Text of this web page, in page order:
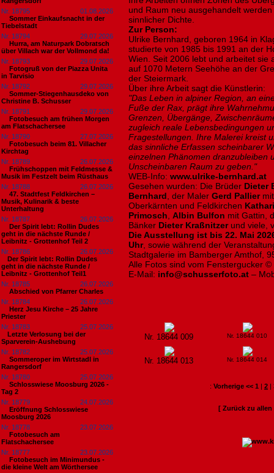
Nr. 18795
01.08.2026
Sommer Einkaufsnacht in der
Tiebelstadt
Nr. 18794
29.07.2026
Hurra, am Naturpark Dobratsch
über Villach war der Vollmond da!
Nr. 18793
29.07.2026
Fotogruß von der Piazza Unita
in Tarvisio
Nr. 18792
29.07.2026
Sommer-Stiegenhausdeko von
Christine B. Schusser
Nr. 18791
29.07.2026
Fotobesuch am frühen Morgen
am Flatschachersee
Nr. 18790
27.07.2026
Fotobesuch beim 81. Villacher
Kirchtag
Nr. 18789
26.07.2026
Frühschoppen mit Feldmesse &
Musik im Festzelt beim Rüsthaus
Nr. 18788
26.07.2026
47. Stadtfest Feldkirchen –
Musik, Kulinarik & beste
Unterhaltung
Nr. 18787
26.07.2026
Der Spirit lebt: Rollin Dudes
geht in die nächste Runde /
Leibnitz - Grottenhof Teil 2
Nr. 18786
26.07.2026
​Der Spirit lebt: Rollin Dudes
geht in die nächste Runde /
Leibnitz - Grottenhof Teil1
Nr. 18785
26.07.2026
Abschied von Pfarrer Charles
Nr. 18784
26.07.2026
Herz Jesu Kirche – 25 Jahre
Priester
Nr. 18783
25.07.2026
​Letzte Verlosung bei der
Sparverein-Aushebung
Nr. 18782
25.07.2026
Sommeroper im Wirtstadl in
Rangersdorf
Nr. 18780
25.07.2026
Schlosswiese Moosburg 2026 -
Tag 2
Nr. 18779
24.07.2026
Eröffnung Schlosswiese
Moosburg 2026
Nr. 18778
23.07.2026
Fotobesuch am
Flatschachersee
Nr. 18777
23.07.2026
Fotobesuch im Minimundus -
die kleine Welt am Wörthersee
und Raum neu ausgehandelt
sinnlicher Dichte.
Zur Person:
Ulrike Bernhard, geboren 1964 in
studierte von 1985 bis 1991 an der
Wien. Seit 2006 lebt und arbeitet sie
auf 1070 Metern Seehöhe an der
der Steiermark.
Über ihre Arbeit sagt die Künstlerin:
"Das Leben in alpiner Region, an
Fuße der Rax, prägt ihre
Grenzen, Übergänge,
zugleich reale Lebensbedingungen
Fragestellungen. Ihre Malerei kreist
das sinnliche Erfassen scheinbarer
einzelnen Phänomen dranzubleiben
Unscheinbaren Raum zu geben."
WEB-Info: www.ulrike-bernhard.at
Gesehen wurden: Die Brüder Dieter
Bernhard , der Maler Gerd Palliermit
Oberkärnten und Feldkirchen
Primosch Albin Bulfon mit Gattin,
Bänker Dieter Kraßnitzerund viele,
Die Ausstellung ist bis 22. Mai
Uhr, sowie während der
Stadtgalerie im Bamberger Amthof,
Alle Fotos sind vom Fenstergucker ©
E-Mail: info@schusserfoto.at –
Nr. 18644 009 Nr. 18644 010
Nr. 18644 013 Nr. 18644 014
: Vorherige << 1 | 2 |
[ Zurück zu